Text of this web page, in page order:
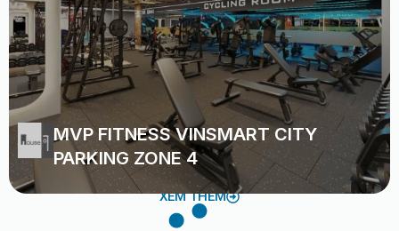
MVP FITNESS VINSMART CITY
PARKING ZONE 4
XEM THÊM